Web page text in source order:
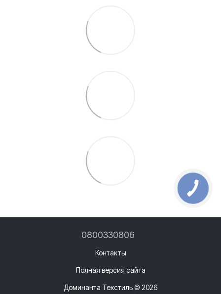
0800330806
Контакты
Полная версия сайта
Доминанта Текстиль © 2026